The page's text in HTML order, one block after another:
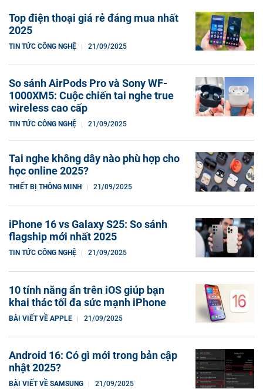
Top điện thoại giá rẻ đáng mua nhất
2025
TIN TỨC CÔNG NGHỆ 21/09/2025
So sánh AirPods Pro và Sony WF-
1000XM5: Cuộc chiến tai nghe true
wireless cao cấp
TIN TỨC CÔNG NGHỆ 21/09/2025
Tai nghe không dây nào phù hợp cho
học online 2025?
THIẾT BỊ THÔNG MINH 21/09/2025
iPhone 16 vs Galaxy S25: So sánh
flagship mới nhất 2025
TIN TỨC CÔNG NGHỆ 21/09/2025
10 tính năng ẩn trên iOS giúp bạn
khai thác tối đa sức mạnh iPhone
BÀI VIẾT VỀ APPLE 21/09/2025
Android 16: Có gì mới trong bản cập
nhật 2025?
BÀI VIẾT VỀ SAMSUNG 21/09/2025